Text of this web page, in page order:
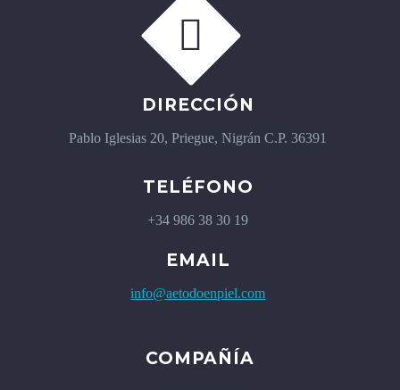


DIRECCIÓN
Pablo Iglesias 20, Priegue, Nigrán C.P. 36391
TELÉFONO
+34 986 38 30 19
EMAIL
info@aetodoenpiel.com
COMPAÑÍA